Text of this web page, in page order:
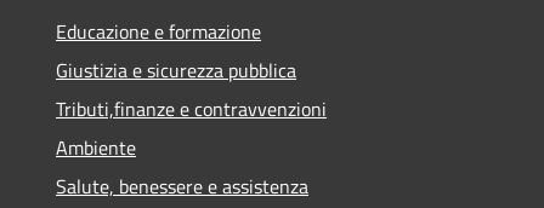
Educazione e formazione
Giustizia e sicurezza pubblica
Tributi,finanze e contravvenzioni
Ambiente
Salute, benessere e assistenza